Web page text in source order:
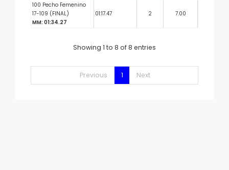
100 Pecho Femenino
17-109 (FINAL)
MM: 01:34.27
01:17.47 2 7.00
Showing 1 to 8 of 8 entries
Previous 1 Next